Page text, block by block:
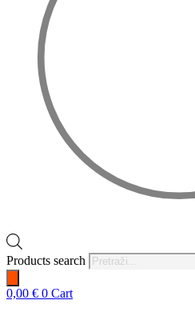
Products search
0,00 € 0 Cart